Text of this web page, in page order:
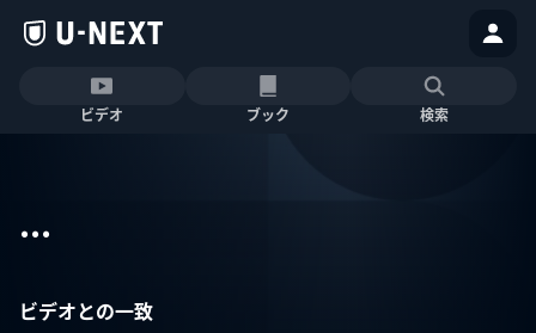
ビデオ ブック 検索
...
ビデオとの一致